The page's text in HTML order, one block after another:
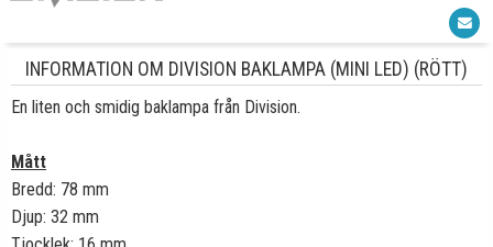
INFORMATION OM DIVISION BAKLAMPA (MINI LED) (RÖTT)
En liten och smidig baklampa från Division.
Mått
Bredd: 78 mm
Djup: 32 mm